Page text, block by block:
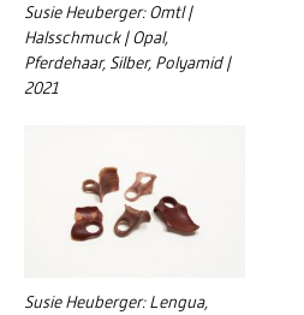
Susie Heuberger: Omtl |
Halsschmuck | Opal,
Pferdehaar, Silber, Polyamid |
2021
Susie Heuberger: Lengua,